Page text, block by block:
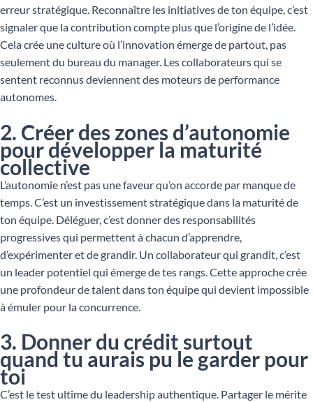
erreur stratégique. Reconnaître les initiatives de ton équipe, c’est
signaler que la contribution compte plus que l’origine de l’idée.
Cela crée une culture où l’innovation émerge de partout, pas
seulement du bureau du manager. Les collaborateurs qui se
sentent reconnus deviennent des moteurs de performance
autonomes.
2. Créer des zones d’autonomie
pour développer la maturité
collective
L’autonomie n’est pas une faveur qu’on accorde par manque de
temps. C’est un investissement stratégique dans la maturité de
ton équipe. Déléguer, c’est donner des responsabilités
progressives qui permettent à chacun d’apprendre,
d’expérimenter et de grandir. Un collaborateur qui grandit, c’est
un leader potentiel qui émerge de tes rangs. Cette approche crée
une profondeur de talent dans ton équipe qui devient impossible
à émuler pour la concurrence.
3. Donner du crédit surtout
quand tu aurais pu le garder pour
toi
C’est le test ultime du leadership authentique. Partager le mérite